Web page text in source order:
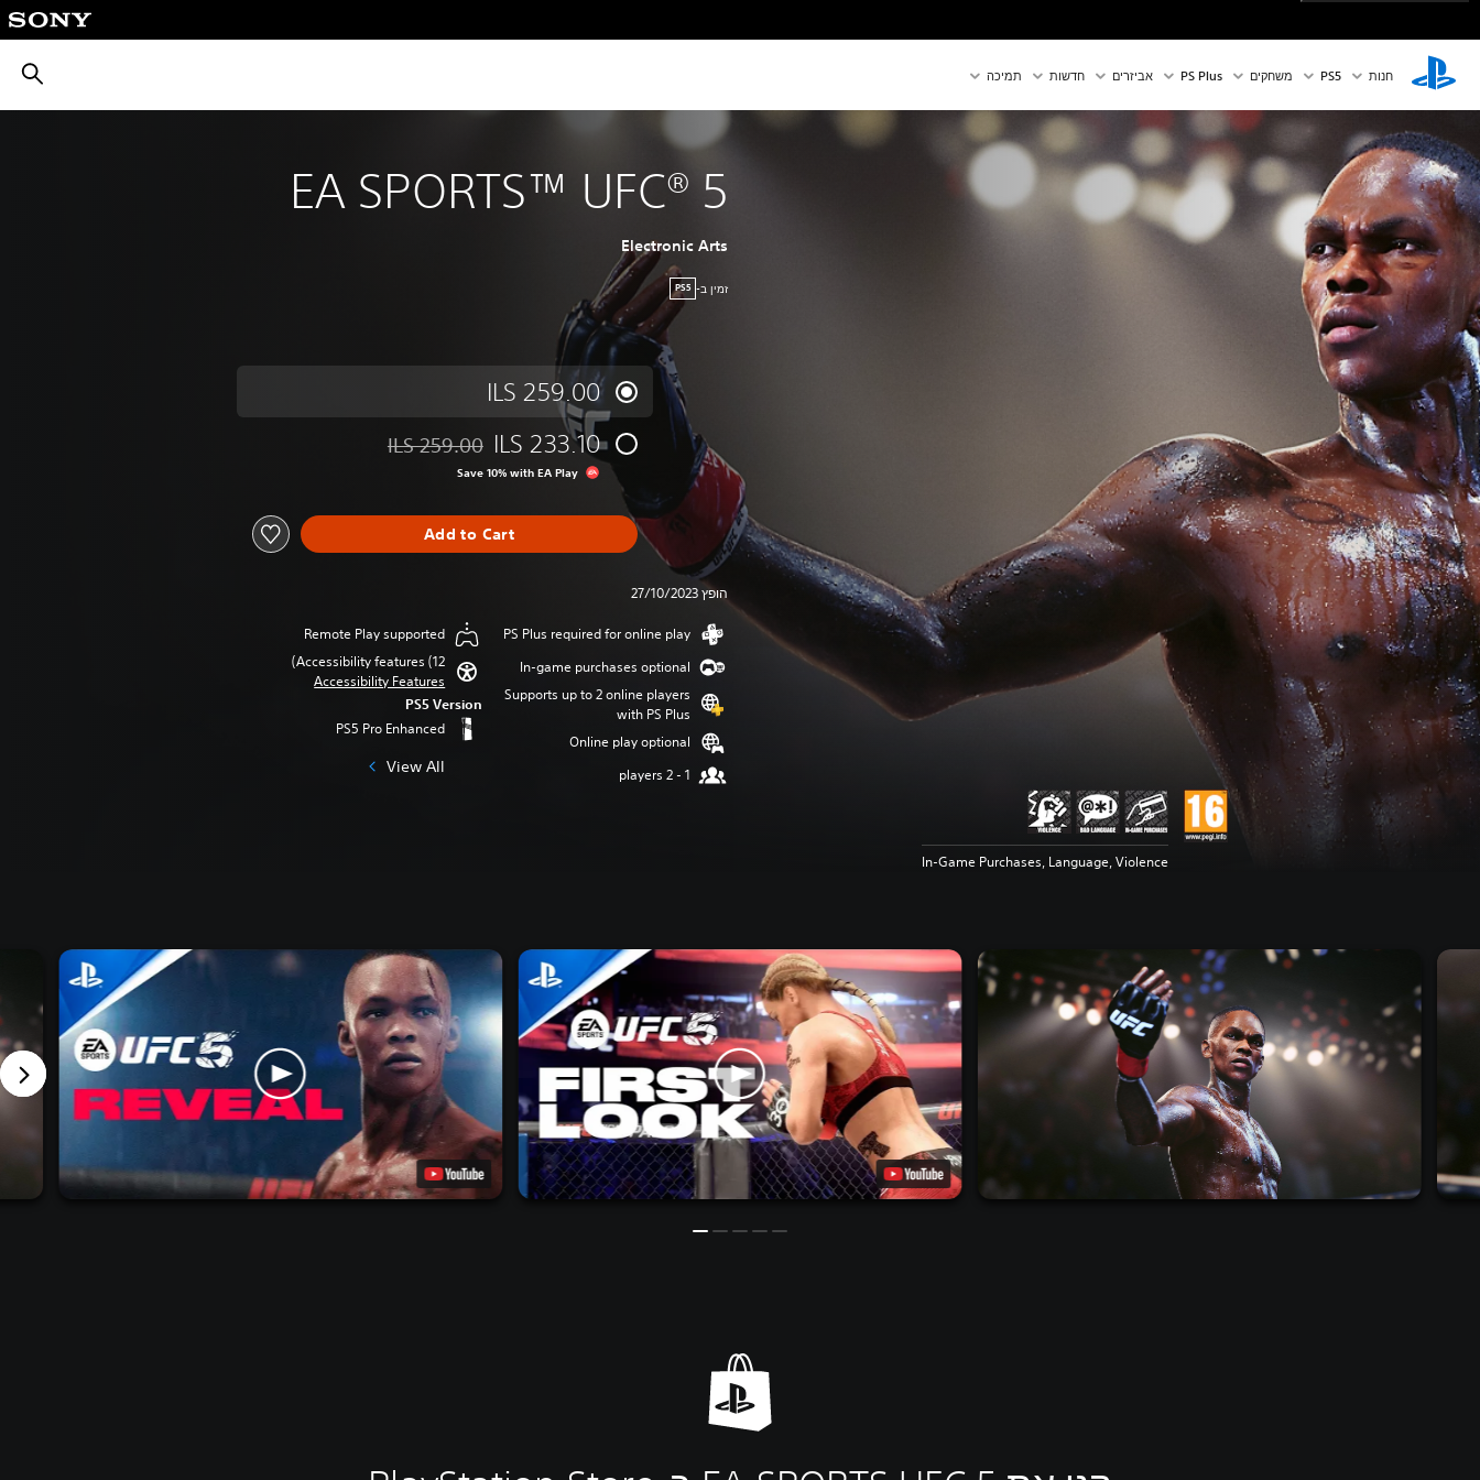
חנות PS5‏ משחקים PS Plus אביזרים חדשות תמיכה
EA SPORTS™ UFC® 5
Electronic Arts
זמין ב- PS5
ILS 259.00
ILS 233.10
Discounted from original price of ILS 259.00
ILS 259.00
Save 10% with EA Play
Add to Cart
הופץ 27/10/2023
PS Plus required for online play
In-game purchases optional
Supports up to 2 online players
with PS Plus
Online play optional
1 - 2 players
Remote Play supported
Accessibility features (12)
Accessibility Features
PS5 Version
PS5 Pro Enhanced
View All
In-Game Purchases, Language, Violence